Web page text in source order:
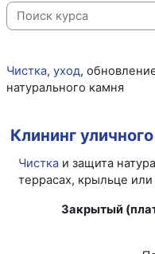
Поиск курса
Чистка, уход,
натурального камня
Клининг
Чистка и защита
террасах, крыльце или
Закрытый